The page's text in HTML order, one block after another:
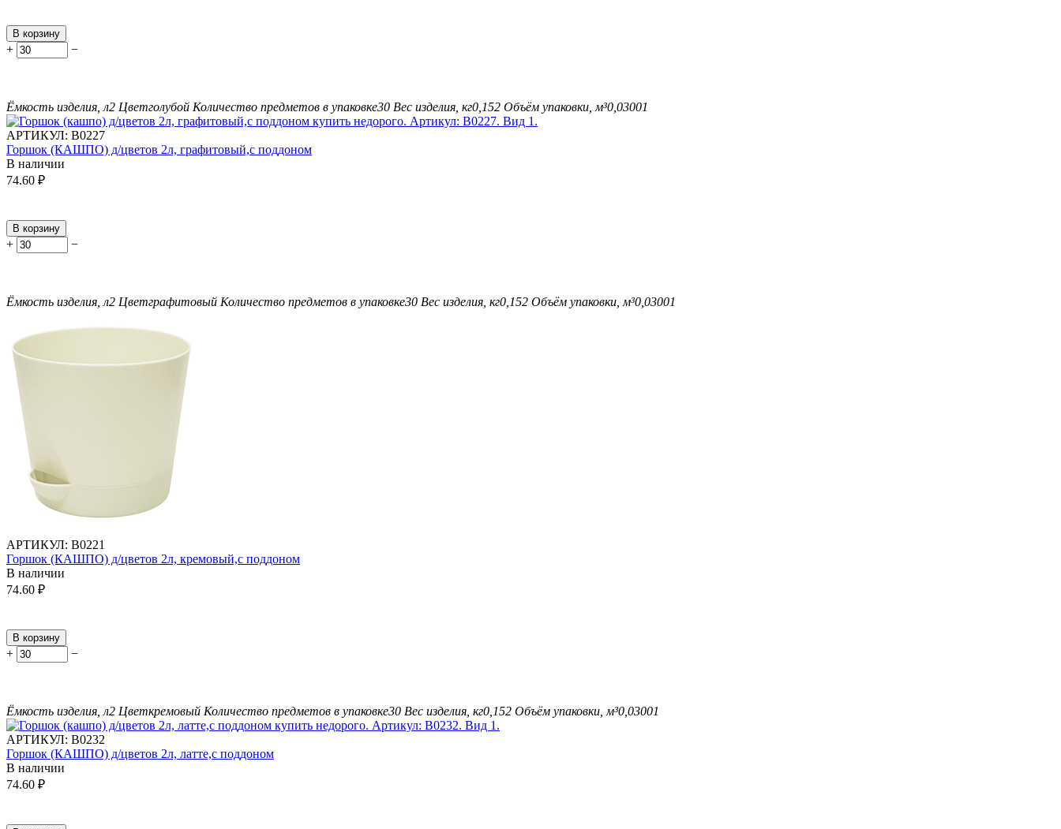
В корзину
+ −
Ёмкость изделия, л2 Цветголубой Количество предметов в упаковке30 Вес изделия, кг0,152 Объём упаковки, м³0,03001
АРТИКУЛ: В0227
Горшок (КАШПО) д/цветов 2л, графитовый,с поддоном
В наличии
74.60 ₽
В корзину
+ −
Ёмкость изделия, л2 Цветграфитовый Количество предметов в упаковке30 Вес изделия, кг0,152 Объём упаковки, м³0,03001
АРТИКУЛ: В0221
Горшок (КАШПО) д/цветов 2л, кремовый,с поддоном
В наличии
74.60 ₽
В корзину
+ −
Ёмкость изделия, л2 Цветкремовый Количество предметов в упаковке30 Вес изделия, кг0,152 Объём упаковки, м³0,03001
АРТИКУЛ: В0232
Горшок (КАШПО) д/цветов 2л, латте,с поддоном
В наличии
74.60 ₽